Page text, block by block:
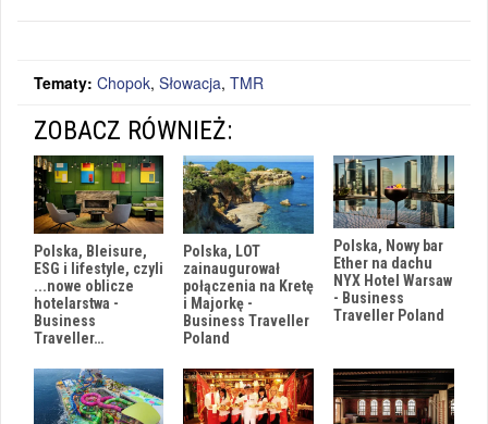
Tematy: Chopok, Słowacja, TMR
ZOBACZ RÓWNIEŻ:
Polska, Bleisure,
ESG i lifestyle, czyli
...nowe oblicze
hotelarstwa -
Business
Traveller…
Polska, LOT
zainaugurował
połączenia na Kretę
i Majorkę -
Business Traveller
Poland
Polska, Nowy bar
Ether na dachu
NYX Hotel Warsaw
- Business
Traveller Poland